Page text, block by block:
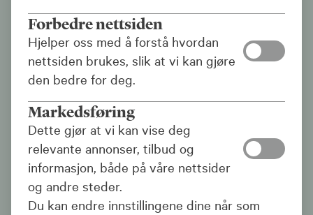
deg et uformelt innblikk i hva som ligger bak
våre investeringer, samfunnsansvar i
finansverden, gode historier fra
fondsverdenen og diskusjon av etiske
dilemmaer.
Spotify iTunes Webspiller
Se alle fondspoddene
Forbedre nettsiden
Hjelper oss med å forstå hvordan
nettsiden brukes, slik at vi kan gjøre
den bedre for deg.
Markedsføring
Dette gjør at vi kan vise deg
relevante annonser, tilbud og
informasjon, både på våre nettsider
og andre steder.
Du kan endre innstillingene dine når som